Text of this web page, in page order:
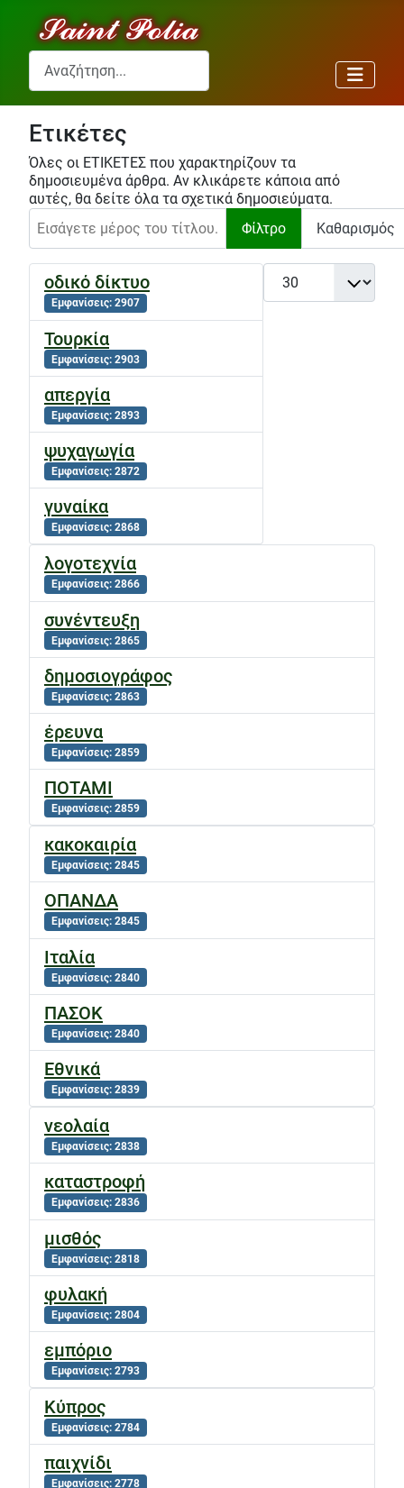
Αναζήτηση...
Ετικέτες
Όλες οι ΕΤΙΚΕΤΕΣ που χαρακτηρίζουν τα
δημοσιευμένα άρθρα. Αν κλικάρετε κάποια από
αυτές, θα δείτε όλα τα σχετικά δημοσιεύματα.
Εισάγετε μέρος του τίτλου.
Φίλτρο Καθαρισμός
Εμφάνιση #
οδικό δίκτυο
Εμφανίσεις: 2907
Τουρκία
Εμφανίσεις: 2903
απεργία
Εμφανίσεις: 2893
ψυχαγωγία
Εμφανίσεις: 2872
γυναίκα
Εμφανίσεις: 2868
λογοτεχνία
Εμφανίσεις: 2866
συνέντευξη
Εμφανίσεις: 2865
δημοσιογράφος
Εμφανίσεις: 2863
έρευνα
Εμφανίσεις: 2859
ΠΟΤΑΜΙ
Εμφανίσεις: 2859
κακοκαιρία
Εμφανίσεις: 2845
ΟΠΑΝΔΑ
Εμφανίσεις: 2845
Ιταλία
Εμφανίσεις: 2840
ΠΑΣΟΚ
Εμφανίσεις: 2840
Εθνικά
Εμφανίσεις: 2839
νεολαία
Εμφανίσεις: 2838
καταστροφή
Εμφανίσεις: 2836
μισθός
Εμφανίσεις: 2818
φυλακή
Εμφανίσεις: 2804
εμπόριο
Εμφανίσεις: 2793
Κύπρος
Εμφανίσεις: 2784
παιχνίδι
Εμφανίσεις: 2778